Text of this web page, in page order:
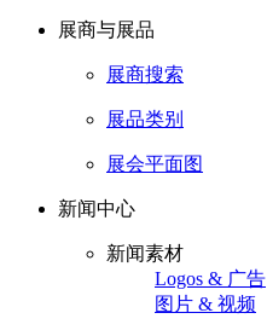
展商与展品
展商搜索
展品类别
展会平面图
新闻中心
新闻素材
Logos & 广告
图片 & 视频